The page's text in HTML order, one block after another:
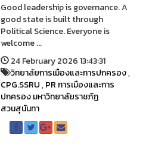
Good leadership is governance. A
good state is built through
Political Science. Everyone is
welcome ...
24 February 2026 13:43:31
วิทยาลัยการเมืองและการปกครอง,
CPG.SSRU,PR การเมืองและการ
ปกครอง มหาวิทยาลัยราชภัฏ
สวนสุนันทา